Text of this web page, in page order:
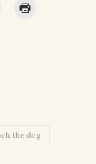
the dog